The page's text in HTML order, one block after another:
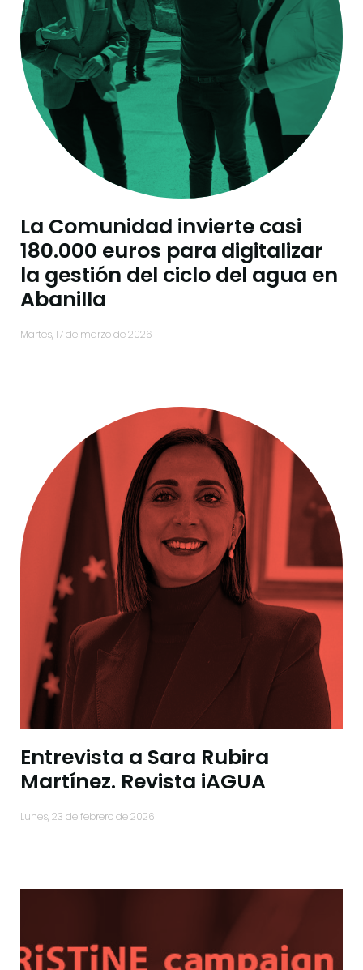
La Comunidad invierte casi
180.000 euros para digitalizar
la gestión del ciclo del agua en
Abanilla
martes, 17 de marzo de 2026
Entrevista a Sara Rubira
Martínez. Revista iAGUA
lunes, 23 de febrero de 2026